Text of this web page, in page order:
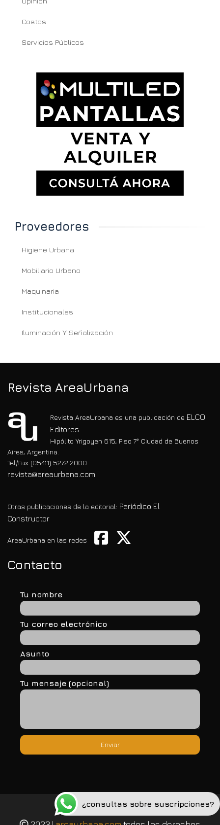
Costos
Servicios Públicos
Proveedores
Higiene Urbana
Mobiliario Urbano
Maquinaria
Institucionales
Iluminación Y Señalización
Revista AreaUrbana
Revista AreaUrbana es una publicación de ELCO
Editores.
Hipólito Yrigoyen 615, Piso 7° Ciudad de Buenos
Aires, Argentina.
Tel/Fax (05411) 5272.2000
revista@areaurbana.com
Otras publicaciones de la editorial: Periódico El
Constructor
AreaUrbana en las redes
Contacto
Tu nombre
Tu correo electrónico
Asunto
Tu mensaje (opcional)
Política de privacidad
¿consultas sobre suscripciones?